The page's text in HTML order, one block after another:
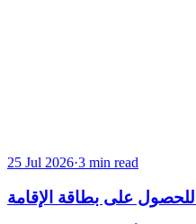
25 Jul 2026·3 min read
على بطاقة الإقامة